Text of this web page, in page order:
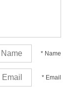
Name
*
Email
*